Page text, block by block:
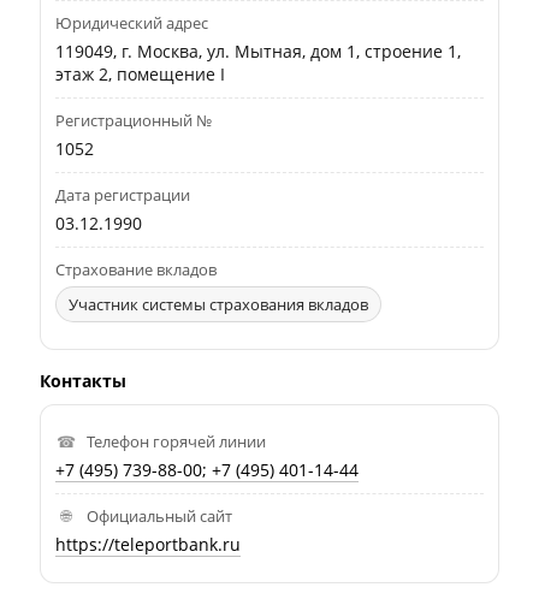
Юридический адрес
119049, г. Москва, ул. Мытная, дом 1, строение 1,
этаж 2, помещение I
Регистрационный №
1052
Дата регистрации
03.12.1990
Страхование вкладов
Участник системы страхования вкладов
Контакты
Телефон горячей линии
+7 (495) 739-88-00; +7 (495) 401-14-44
Официальный сайт
https://teleportbank.ru